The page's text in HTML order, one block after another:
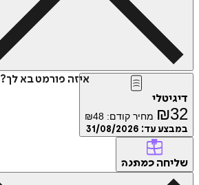
איזה פורמט בא לך?
דיגיטלי
₪32 מחיר קודם: ₪48
במבצע עד: 31/08/2026
שליחה כמתנה